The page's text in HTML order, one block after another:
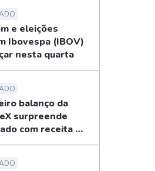
e eleições
Ibovespa (IBOV)
nesta quarta
balanço da
surpreende
com receita de
bilhões